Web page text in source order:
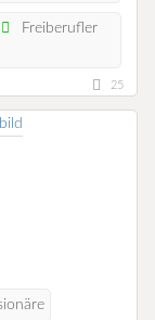
Freiberufler
25